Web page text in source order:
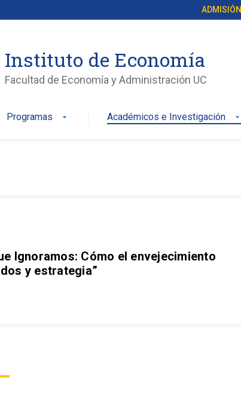
ADMISIÓN
Instituto de Economía
Facultad de Economía y Administración UC
Programas arrow_drop_down Académicos e Investigación arrow_drop_down
Ignoramos: Cómo el envejecimiento
y estrategia”